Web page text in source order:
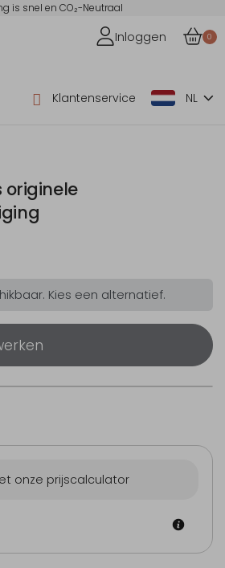
is snel en CO₂-Neutraal
Inloggen 0
Klantenservice NL
chocolade
originele
Kies een alternatief.
onze prijscalculator